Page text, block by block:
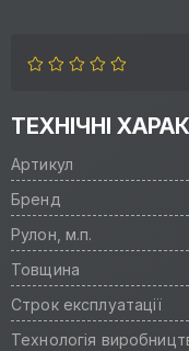
ТЕХНІЧНІ
Артикул
Бренд
Рулон, м.п.
Товщина
Строк експлуатації
Технологія